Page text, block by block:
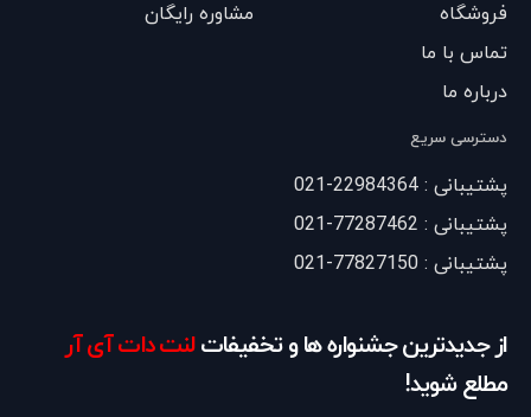
فروشگاه
تماس با ما
درباره ما
مشاوره رایگان
دسترسی سریع
پشتیبانی : 22984364-021
پشتیبانی : 77287462-021
پشتیبانی : 77827150-021
از جدیدترین جشنواره ها و تخفیفاتلنت دات آی آر
مطلع شوید!